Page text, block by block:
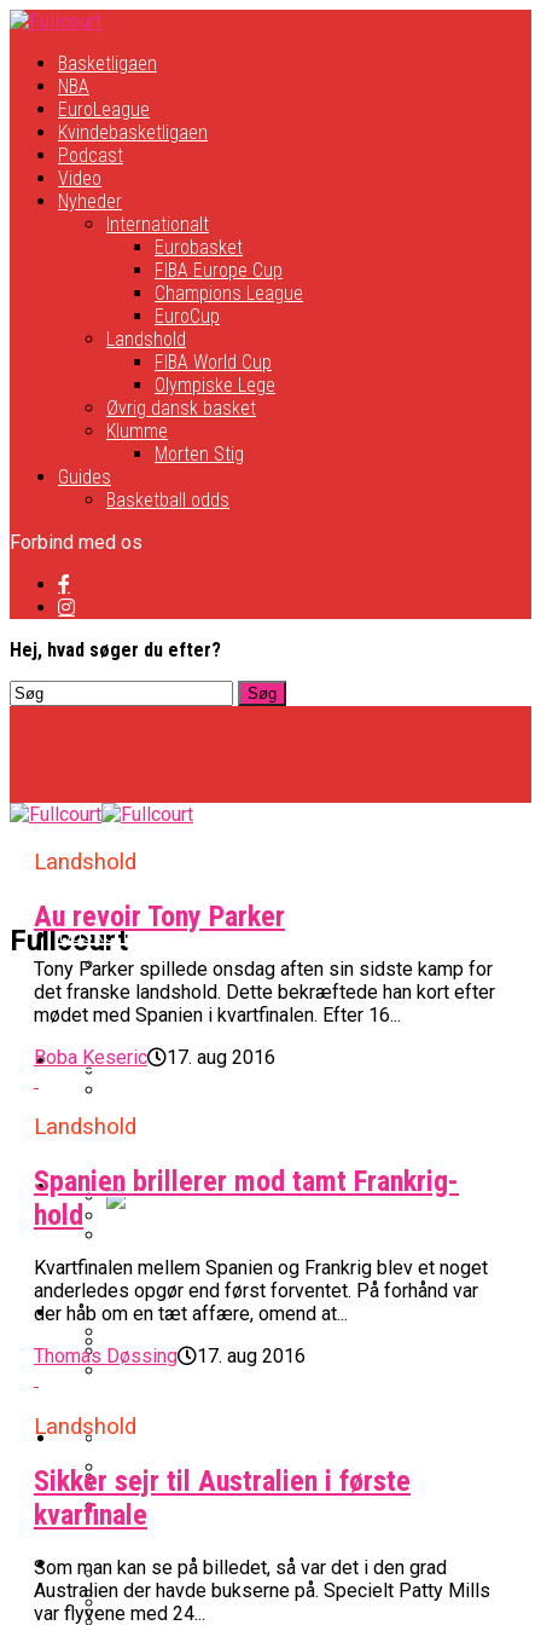
Basketligaen
NBA
EuroLeague
Kvindebasketligaen
Podcast
Video
Nyheder
Internationalt
Eurobasket
FIBA Europe Cup
Champions League
EuroCup
Landshold
FIBA World Cup
Olympiske Lege
Øvrig dansk basket
Klumme
Morten Stig
Guides
Basketball odds
Forbind med os
Hej, hvad søger du efter?
Fullcourt
Basketligaen
Officielt: Vejen Gafler Dansker Hos Rabbits
BK Vejen Opruster: Amerikansk Point
Nu Står Det Klart: Den Dag Starter
Basketligaen
Værløse-Komet Skifter Til Den Bedste
Officielt: Bakken Skal Spille Champions
League-Kvalifikation
NBA
Warriors Forlænger Med Succestræner
På Porten
All-Star Guard Nærmer Sig Comeback
Efter Uhyggelig Skade
EuroLeague
Danskerne Imponerede Torsdag Aften I
EuroLeague
I EuroLeague
Sølv Til Tobias Jensen: Bayern Er Tysk
Mester Efter To Missede Ulm-Matchbolde
Kvindebasketligaen
Karrieren I Schweiz
Efter ‘The Double’: Kvindebasketligaens
MVP Rykker Til Sverige
Podcast
Podcast: “Med Lars Og Torben Som
Video
Landshold
Au revoir Tony Parker
Tony Parker spillede onsdag aften sin sidste kamp for
det franske landshold. Dette bekræftede han kort efter
mødet med Spanien i kvartfinalen. Efter 16...
Boba Keseric
17. aug 2016
Landshold
Spanien brillerer mod tamt Frankrig-
hold
Kvartfinalen mellem Spanien og Frankrig blev et noget
anderledes opgør end først forventet. På forhånd var
der håb om en tæt affære, omend at...
Thomas Døssing
17. aug 2016
Landshold
Sikker sejr til Australien i første
kvarfinale
Som man kan se på billedet, så var det i den grad
Australien der havde bukserne på. Specielt Patty Mills
var flyvene med 24...